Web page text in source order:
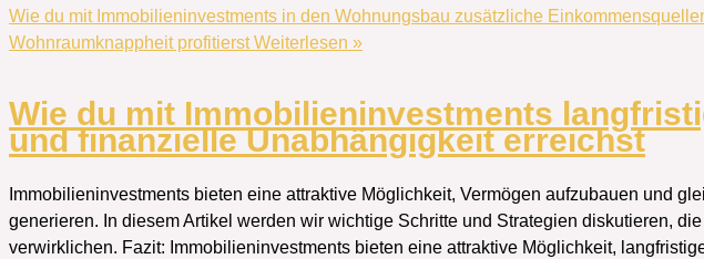
Wie du mit Immobilieninvestments in den Wohnungsbau zusätzliche
Wohnraumknappheit profitierstWeiterlesen »
Wie du mit Immobilieninvestments
und finanzielle Unabhängigkeit erreichst
Immobilieninvestments bieten eine attraktive Möglichkeit, Vermögen aufzubauen und
generieren. In diesem Artikel werden wir wichtige Schritte und Strategien diskutieren,
verwirklichen. Fazit: Immobilieninvestments bieten eine attraktive Möglichkeit,